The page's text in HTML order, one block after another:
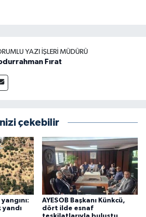
YAZI İŞLERI MÜDÜRÜ
Fırat
çekebilir
AYESOB Başkanı Künkcü,
dört ilde esnaf